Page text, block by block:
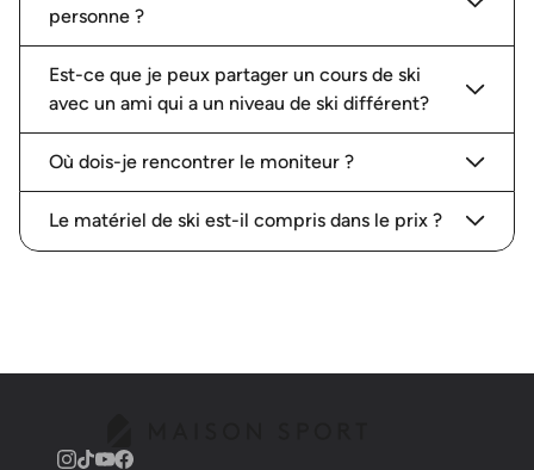
personne ?
Est-ce que je peux partager un cours de ski
avec un ami qui a un niveau de ski différent?
Où dois-je rencontrer le moniteur ?
Le matériel de ski est-il compris dans le prix ?